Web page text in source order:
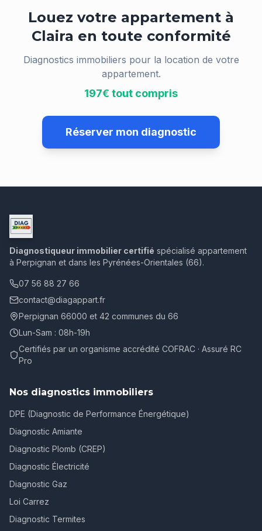
Louez votre appartement à
Claira en toute conformité
Diagnostics immobiliers pour la location de votre
appartement.
197€ tout compris
Réserver mon diagnostic
Diagnostiqueur immobilier certifié spécialisé appartement
à Perpignan et dans les Pyrénées-Orientales (66).
07 56 88 27 66
contact@diagappart.fr
Perpignan 66000 et 42 communes du 66
Lun-Sam : 08h-19h
Certifiés par un organisme accrédité COFRAC · Assuré RC
Pro
Nos diagnostics immobiliers
DPE (Diagnostic de Performance Énergétique)
Diagnostic Amiante
Diagnostic Plomb (CREP)
Diagnostic Électricité
Diagnostic Gaz
Loi Carrez
Diagnostic Termites